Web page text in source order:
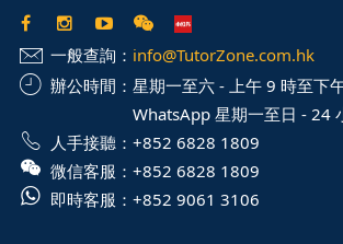
一般查詢： info@TutorZone.com.hk
辦公時間： 星期一至六 - 上午 9 時至下
WhatsApp 星期一至日 - 24
人手接聽： +852 6828 1809
微信客服： +852 6828 1809
即時客服： +852 9061 3106